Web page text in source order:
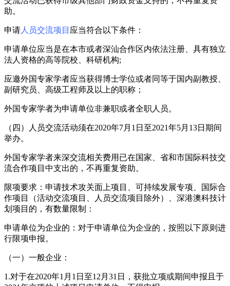
助。
申请 人员交流项目 应当符合以下条件：
申请单位应当是在本市或者深汕合作区内依法注册、具有独立
法人资格的高等院校、科研机构;
应邀外国专家学者应当获得博士学位或者同等于国内副教授、
副研究员、高级工程师及以上的职称；
外国专家学者为申请单位非兼职或者全职人员。
（ 四 ） 人员交流活动须在2020年7月1日至2021年5月 13日 期间
举办。
外国专家学者来深交流相关费用已在国家、省和市国际科技交
流合作项目中支出的，不再重复资助。
限项要求： 申请技术攻关面上项目
、可持续发展专项、国际合
作项目 （活动交流项目、人员交流项目除外）
深港澳科技计
划项目 的，有数量限制：
申请单位为企业的 ： 对于申请单位为企业的，按照以下原则进
行限项申报。
（一） 一般企业 ：
1 .对于在2020年1月1日至12月31日，获批立项或期间申报且于